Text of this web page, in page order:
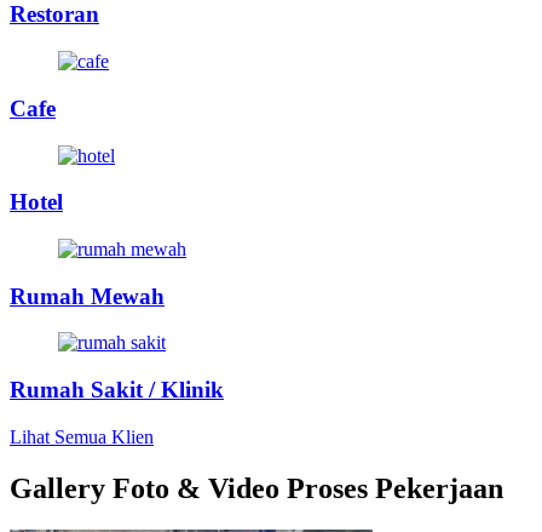
Restoran
Cafe
Hotel
Rumah Mewah
Rumah Sakit / Klinik
Lihat Semua Klien
Gallery Foto & Video Proses Pekerjaan